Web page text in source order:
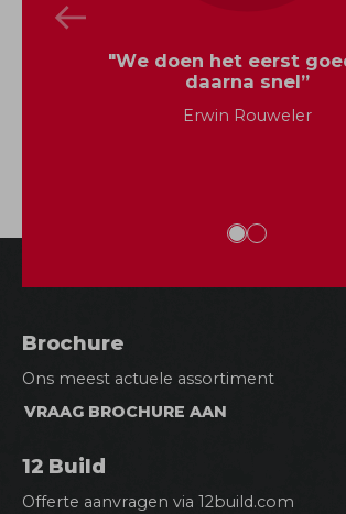
"We doen het eerst
daarna snel”
Erwin Rouweler
Brochure
Ons meest actuele assortiment
VRAAG BROCHURE AAN
12 Build
Offerte aanvragen via 12build.com